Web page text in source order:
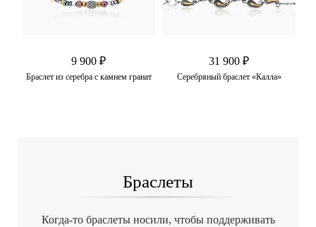
9 900 ₽
Браслет из серебра с камнем гранат
31 900 ₽
Серебряный браслет «Калла»
Браслеты
Когда-то браслеты носили, чтобы поддерживать